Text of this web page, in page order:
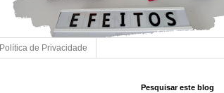
Política de Privacidade
Pesquisar este blog